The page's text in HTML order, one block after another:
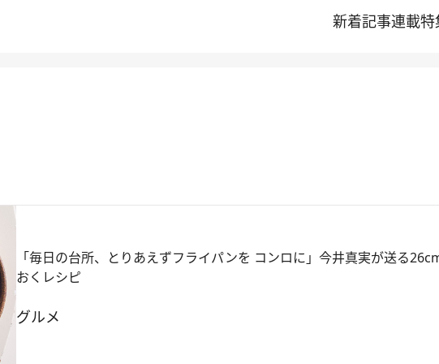
新着記事連載特
「毎日の台所、とりあえずフライパンを コンロに」今井真実が送る
おくレシピ
グルメ